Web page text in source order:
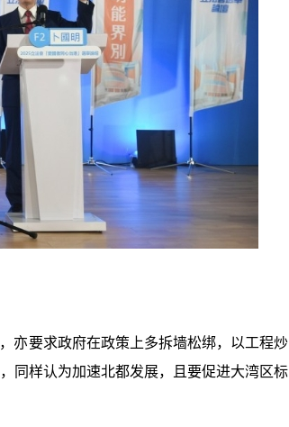
亦要求政府在政策上多拆墙松绑，以工程炒
同样认为加速北都发展，且要促进大湾区标